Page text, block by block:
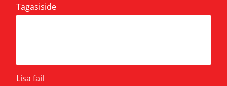
Tagasiside
Lisa fail